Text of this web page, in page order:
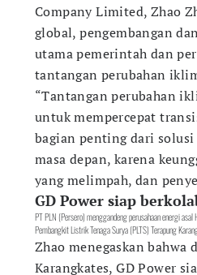
Company Limited, Zhao
global, pengembangan
utama pemerintah dan
tantangan perubahan
“Tantangan perubahan
untuk mempercepat
bagian penting dari
masa depan, karena
yang melimpah, dan
GD Power siap
PT PLN (Persero) menggandeng perusahaan energi
Pembangkit Listrik Tenaga Surya (PLTS) Terapung
Zhao menegaskan bahwa
Karangkates, GD Power